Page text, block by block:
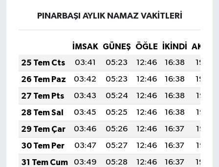
PINARBAŞI AYLIK NAMAZ VAKITLERI
İMSAK GÜNEŞ ÖĞLE İKINDI
25 Tem Cts
03:41 05:23 12:46 16:38
19:59
26 Tem Paz
03:42 05:23 12:46 16:38
19:59
27 Tem Pts
03:43 05:24 12:46 16:38
19:58
28 Tem Sal
03:45 05:25 12:46 16:38
19:57
29 Tem Çar
03:46 05:26 12:46 16:37
19:56
30 Tem Per
03:47 05:27 12:46 16:37
19:55
31 Tem Cum
03:49 05:28 12:46 16:37
19:54